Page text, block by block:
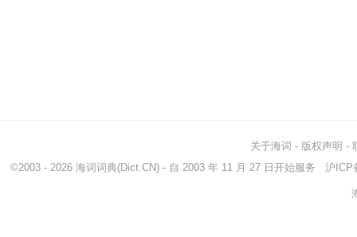
关于海词 - 版权声明 -
©2003 - 2026 海词词典(Dict.CN) - 自 2003 年 11 月 27 日开始服务 沪ICP